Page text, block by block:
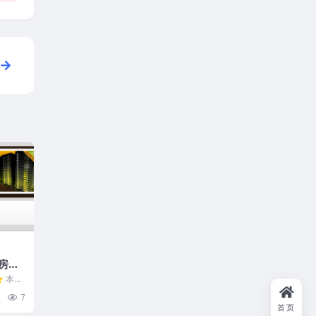
，
线
、
本文
杉
7
首页